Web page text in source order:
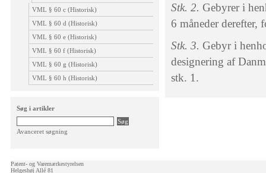
VML § 60 c (Historisk)
VML § 60 d (Historisk)
VML § 60 e (Historisk)
VML § 60 f (Historisk)
VML § 60 g (Historisk)
VML § 60 h (Historisk)
Søg i artikler
Avanceret søgning
Stk. 2. Gebyrer i
6 måneder derefter,
Stk. 3. Gebyr i
designering af
stk. 1.
Patent- og Varemærkestyrelsen
Helgeshøj Allé 81